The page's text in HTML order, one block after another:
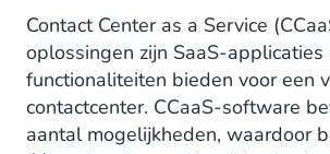
Wat is de beste CCaaS-
Contact Center as a Service
oplossingen zijn SaaS-
functionaliteiten bieden voor een
contactcenter. CCaaS-software
aantal mogelijkheden, waardoor